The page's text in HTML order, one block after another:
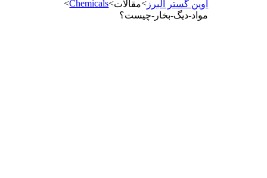
آوین گستر البرز >مقالات>
Chemicals
>
مواد-دیگ-بخار-چیست؟